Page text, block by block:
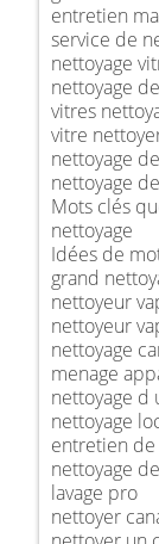
entretien
service de
nettoyage
nettoyage
vitres
vitre
nettoyage
nettoyage
Mots clés
nettoyage
Idées de
grand
nettoyeur
nettoyeur
nettoyage
menage
nettoyage d
nettoyage
entretien de
nettoyage
lavage pro
nettoyer